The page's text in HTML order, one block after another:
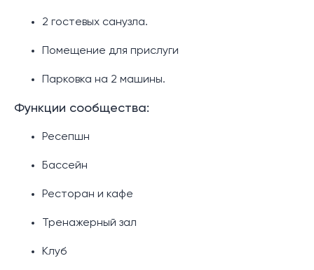
2 гостевых санузла.
Помещение для прислуги
Парковка на 2 машины.
Функции сообщества:
Ресепшн
Бассейн
Ресторан и кафе
Тренажерный зал
Клуб